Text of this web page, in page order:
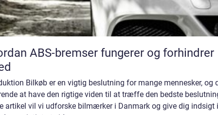
ABS-bremser fungerer og forhindrer
Bilkøb er en vigtig beslutning for mange mennesker, og
at have den rigtige viden til at træffe den bedste
artikel vil vi udforske bilmærker i Danmark og give dig indsigt